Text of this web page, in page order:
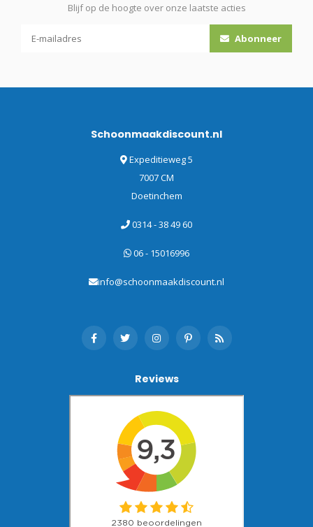
Blijf op de hoogte over onze laatste acties
Abonneer
Schoonmaakdiscount.nl
Expeditieweg 5
7007 CM
Doetinchem
0314 - 38 49 60
06 - 15016996
info@schoonmaakdiscount.nl
Reviews